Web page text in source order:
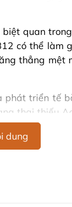
quan
có thể làm
thẳng mệt
phát triển tế
thai thiếu
các loại dị tật
là đều hết
sao
dung